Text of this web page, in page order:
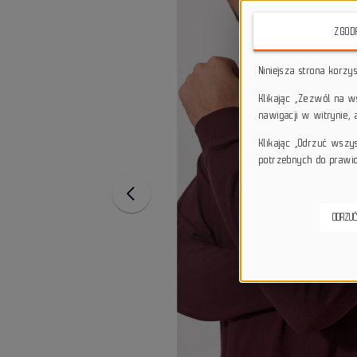
Niniejsza strona
Klikając „Zezwól na
nawigacji w witrynie,
Klikając „Odrzuć
potrzebnych do